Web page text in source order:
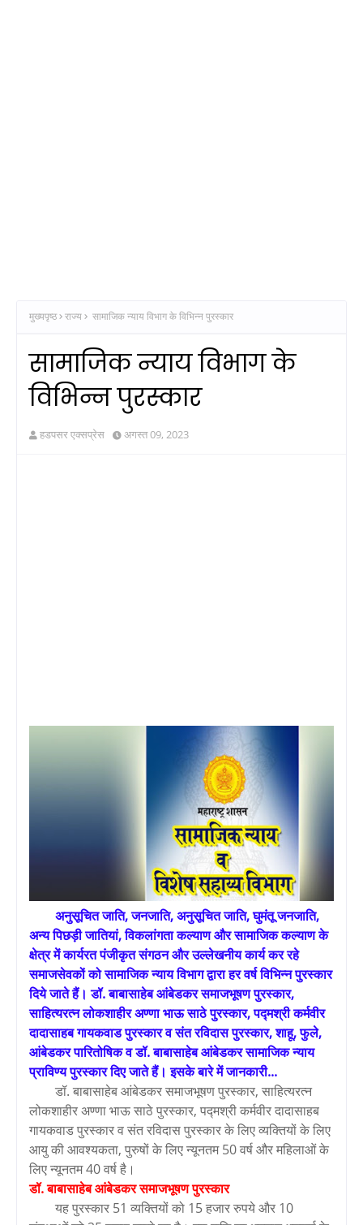
मुख्यपृष्ठ राज्य सामाजिक न्याय विभाग के विभिन्न पुरस्कार
सामाजिक न्याय विभाग के
विभिन्न पुरस्कार
हडपसर एक्सप्रेस अगस्त 09, 2023
अनुसूचित जाति, जनजाति, अनुसूचित जाति, घुमंतू जनजाति,
अन्य पिछड़ी जातियां, विकलांगता कल्याण और सामाजिक कल्याण के
क्षेत्र में कार्यरत पंजीकृत संगठन और उल्लेखनीय कार्य कर रहे
समाजसेवकों को सामाजिक न्याय विभाग द्वारा हर वर्ष विभिन्न पुरस्कार
दिये जाते हैं। डॉ. बाबासाहेब आंबेडकर समाजभूषण पुरस्कार,
साहित्यरत्न लोकशाहीर अण्णा भाऊ साठे पुरस्कार, पद्मश्री कर्मवीर
दादासाहब गायकवाड पुरस्कार व संत रविदास पुरस्कार, शाहू, फुले,
आंबेडकर पारितोषिक व डॉ. बाबासाहेब आंबेडकर सामाजिक न्याय
प्राविण्य पुरस्कार दिए जाते हैं। इसके बारे में जानकारी...
डॉ. बाबासाहेब आंबेडकर समाजभूषण पुरस्कार, साहित्यरत्न
लोकशाहीर अण्णा भाऊ साठे पुरस्कार, पद्मश्री कर्मवीर दादासाहब
गायकवाड पुरस्कार व संत रविदास पुरस्कार के लिए व्यक्तियों के लिए
आयु की आवश्यकता, पुरुषों के लिए न्यूनतम 50 वर्ष और महिलाओं के
लिए न्यूनतम 40 वर्ष है।
डॉ. बाबासाहेब आंबेडकर समाजभूषण पुरस्कार
यह पुरस्कार 51 व्यक्तियों को 15 हजार रुपये और 10